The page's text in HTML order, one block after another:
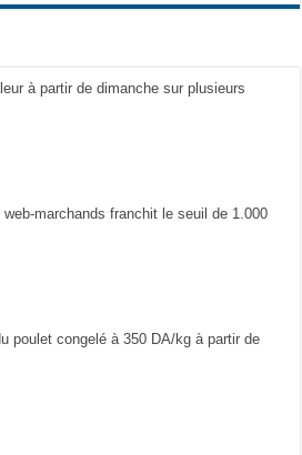
à partir de dimanche sur plusieurs
web-marchands franchit le seuil de 1.000
poulet congelé à 350 DA/kg à partir de